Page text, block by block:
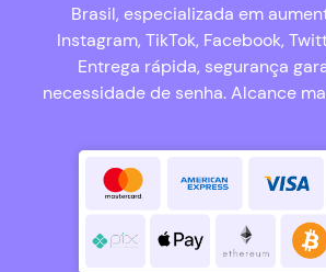
Brasil, especializada em
Instagram, TikTok, Facebook,
Entrega rápida, segurança
necessidade de senha. Alcance